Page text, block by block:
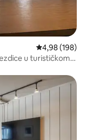
Prosječna
4,98 (198)
u turističkom